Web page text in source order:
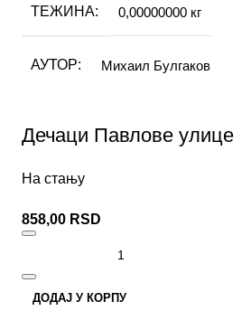
ТЕЖИНА 0,00000000 кг
АУТОР Михаил Булгаков
ТИП ПОВЕЗА
Дечаци Павлове улице
На стању
858,00 RSD
ДОДАЈ У КОРПУ